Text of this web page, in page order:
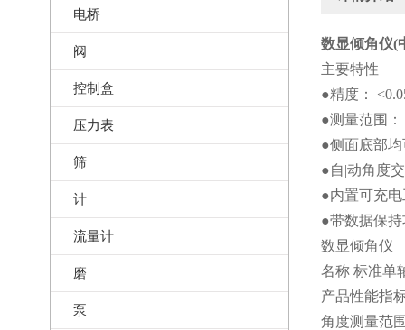
电桥
阀
控制盒
压力表
筛
计
流量计
磨
泵
数显倾角仪(
主要特性
●精度：
●测量范围：
●侧面底部
●自|动角度
●内置可充
●带数据保
数显倾角仪
名称 标准单
产品性能指
角度测量范